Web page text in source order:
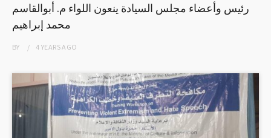
رئيس وأعضاء مجلس السيادة ينعون اللواء م. أبوالقاسم
محمد إبراهيم
BY 4 YEARSAGO